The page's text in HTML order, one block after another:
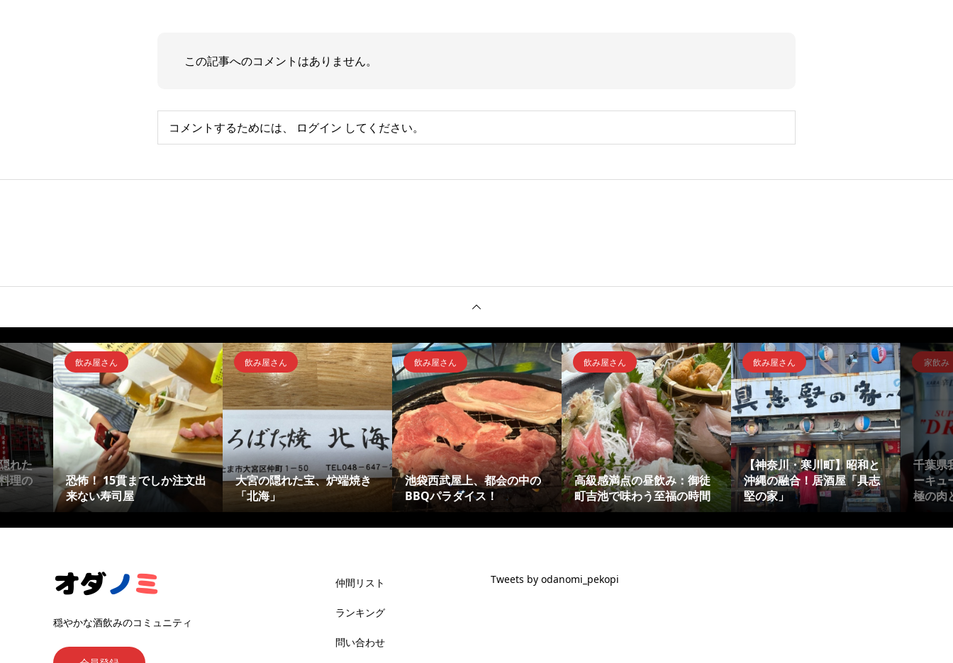
この記事へのコメントはありません。
コメントするためには、 ログイン してください。
れた
理の
飲み屋さん
恐怖！ 15貫までしか注文出
来ない寿司屋
飲み屋さん
大宮の隠れた宝、炉端焼き
「北海」
飲み屋さん
池袋西武屋上、都会の中の
BBQパラダイス！
飲み屋さん
高級感満点の昼飲み：御徒
町吉池で味わう至福の時間
飲み屋さん
【神奈川・寒川町】昭和と
沖縄の融合！居酒屋「具志
堅の家」
家飲み
千葉県
ーキュ
極の肉
穏やかな酒飲みのコミュニティ
仲間リスト
ランキング
問い合わせ
Tweets by odanomi_pekopi